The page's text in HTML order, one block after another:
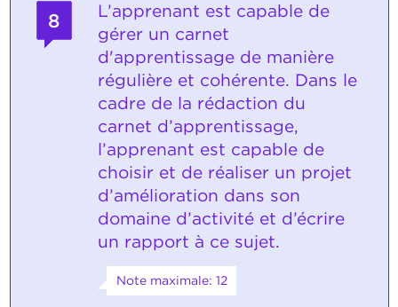
8
L’apprenant est capable de
gérer un carnet
d'apprentissage de manière
régulière et cohérente. Dans le
cadre de la rédaction du
carnet d’apprentissage,
l’apprenant est capable de
choisir et de réaliser un projet
d’amélioration dans son
domaine d’activité et d’écrire
un rapport à ce sujet.
Note maximale: 12